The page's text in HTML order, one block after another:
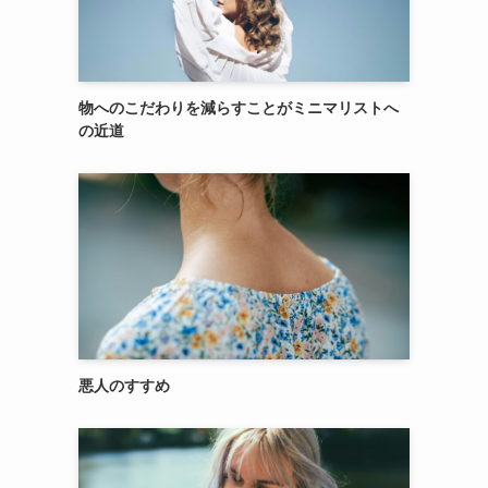
物へのこだわりを減らすことがミニマリストへ
の近道
悪人のすすめ